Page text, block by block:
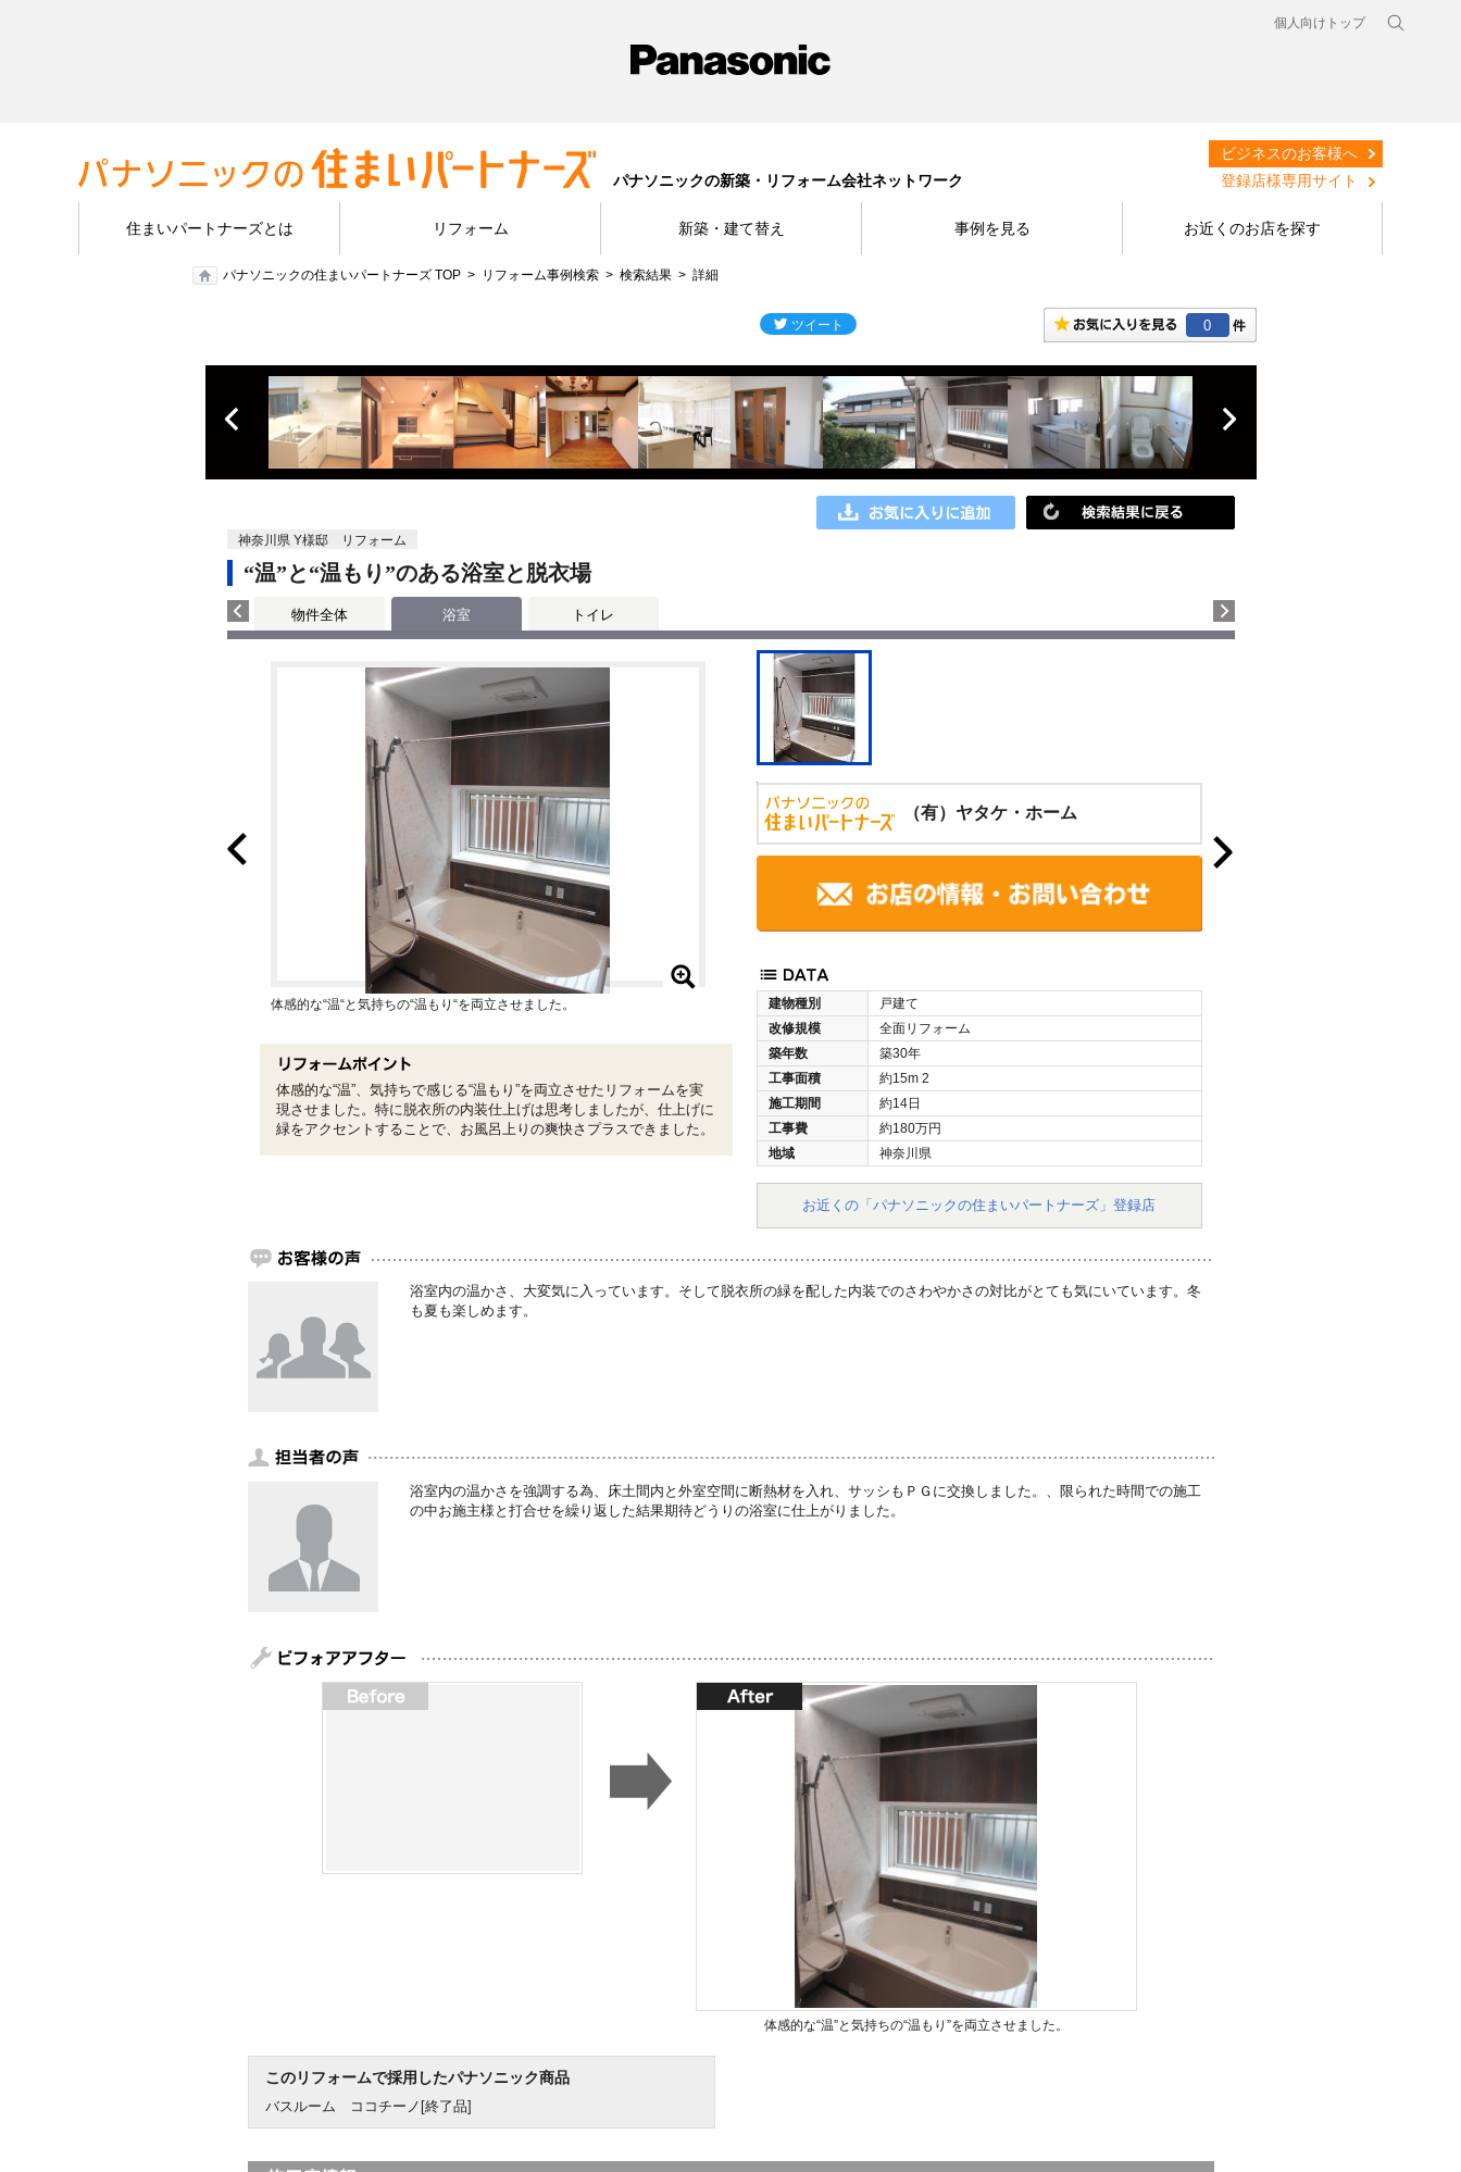
個人向けトップ
パナソニックの新築・リフォーム会社ネットワーク
ビジネスのお客様へ
登録店様専用サイト
住まいパートナーズとは リフォーム 新築・建て替え 事例を見る お近くのお店を探す
パナソニックの住まいパートナーズ TOP リフォーム事例検索 検索結果 詳細
0
神奈川県 Y様邸 リフォーム
“温”と“温もり”のある浴室と脱衣場
物件全体 浴室 トイレ
（有）ヤタケ・ホーム
建物種別
戸建て
改修規模
全面リフォーム
築年数
築30年
工事面積
約15m 2
施工期間
約14日
工事費
約180万円
地域
神奈川県
お近くの「パナソニックの住まいパートナーズ」登録店
体感的な“温“と気持ちの“温もり“を両立させました。
体感的な“温”、気持ちで感じる“温もり”を両立させたリフォームを実
現させました。特に脱衣所の内装仕上げは思考しましたが、仕上げに
緑をアクセントすることで、お風呂上りの爽快さプラスできました。
浴室内の温かさ、大変気に入っています。そして脱衣所の緑を配した内装でのさわやかさの対比がとても気にいています。冬
も夏も楽しめます。
浴室内の温かさを強調する為、床土間内と外室空間に断熱材を入れ、サッシもＰＧに交換しました。、限られた時間での施工
の中お施主様と打合せを繰り返した結果期待どうりの浴室に仕上がりました。
体感的な“温”と気持ちの“温もり”を両立させました。
このリフォームで採用したパナソニック商品
バスルーム ココチーノ[終了品]